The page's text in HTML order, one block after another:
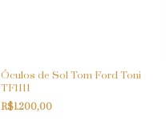
Óculos de Sol Tom Ford Toni
TF1111
R$1.200,00